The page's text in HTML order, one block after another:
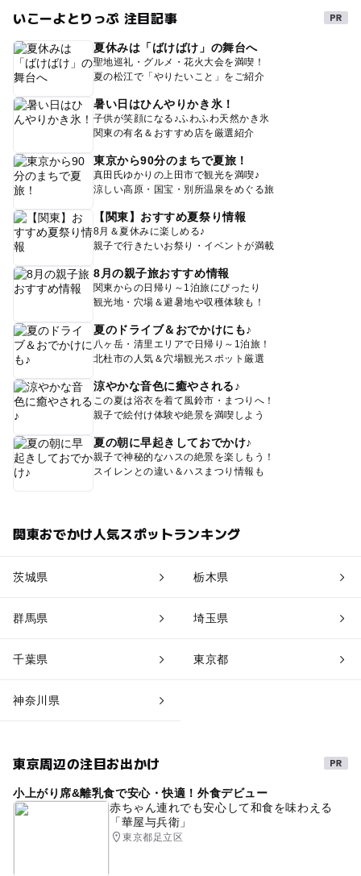
いこーよとりっぷ 注目記事
夏休みは「ばけばけ」の舞台へ
聖地巡礼・グルメ・花火大会を満喫！
夏の松江で「やりたいこと」をご紹介
暑い日はひんやりかき氷！
子供が笑顔になる♪ふわふわ天然かき氷
関東の有名＆おすすめ店を厳選紹介
東京から90分のまちで夏旅！
真田氏ゆかりの上田市で観光を満喫♪
涼しい高原・国宝・別所温泉をめぐる旅
【関東】おすすめ夏祭り情報
8月＆夏休みに楽しめる♪
親子で行きたいお祭り・イベントが満載
8月の親子旅おすすめ情報
関東からの日帰り～1泊旅にぴったり
観光地・穴場＆避暑地や収穫体験も！
夏のドライブ＆おでかけにも♪
八ヶ岳・清里エリアで日帰り～1泊旅！
北杜市の人気＆穴場観光スポット厳選
涼やかな音色に癒やされる♪
この夏は浴衣を着て風鈴市・まつりへ！
親子で絵付け体験や絶景を満喫しよう
夏の朝に早起きしておでかけ♪
親子で神秘的なハスの絶景を楽しもう！
スイレンとの違い＆ハスまつり情報も
関東おでかけ人気スポットランキング
茨城県 栃木県
群馬県 埼玉県
千葉県 東京都
神奈川県
東京周辺の注目お出かけ
小上がり席&離乳食で安心・快適！外食デビュー
赤ちゃん連れでも安心して和食を味わえる
「華屋与兵衛」
東京都足立区